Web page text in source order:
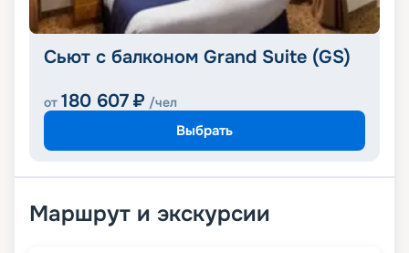
Сьют с балконом Grand Suite (GS)
от 180 607 ₽ /чел
Выбрать
Маршрут и экскурсии